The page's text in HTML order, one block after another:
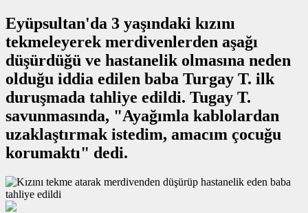
Eyüpsultan'da 3 yaşındaki kızını
tekmeleyerek merdivenlerden aşağı
düşürdüğü ve hastanelik olmasına neden
olduğu iddia edilen baba Turgay T. ilk
duruşmada tahliye edildi. Tugay T.
savunmasında, "Ayağımla kablolardan
uzaklaştırmak istedim, amacım çocuğu
korumaktı" dedi.